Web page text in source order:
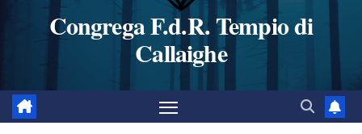
Congrega F.d.R. Tempio di
Callaighe